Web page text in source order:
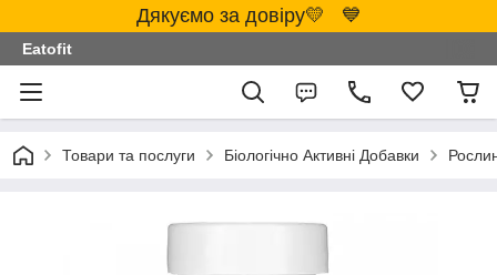
Дякуємо за довіру💛 💙
Eatofit
Товари та послуги Біологічно Активні Добавки